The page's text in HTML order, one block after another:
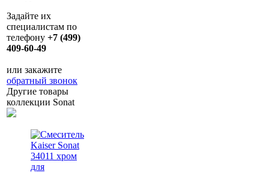
Задайте их
специалистам по
телефону +7 (499)
409-60-49
или закажите
обратный звонок
Другие товары
коллекции Sonat